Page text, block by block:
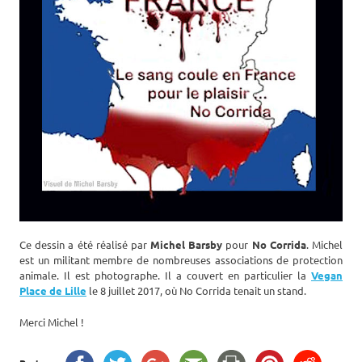
Ce dessin a été réalisé parMichel Barsby pour No Corrida. Michel
est un militant membre de nombreuses associations de protection
animale. Il est photographe. Il a couvert en particulier la Vegan
Place de Lille le 8 juillet 2017, où No Corrida tenait un stand.
Merci Michel !